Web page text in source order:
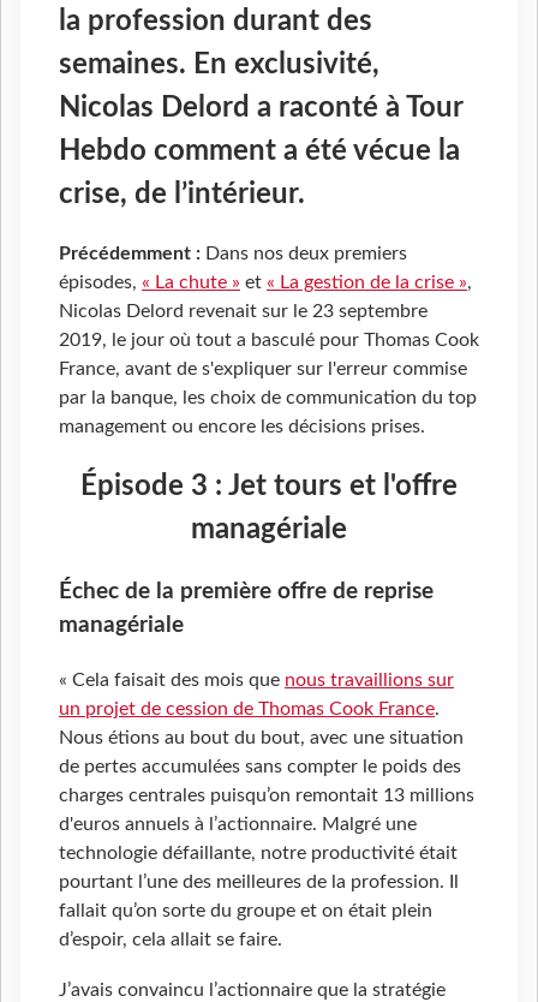
la profession durant des
semaines. En exclusivité,
Nicolas Delord a raconté à Tour
Hebdo comment a été vécue la
crise, de l’intérieur.
Précédemment : Dans nos deux premiers
épisodes, « La chute » et « La gestion de la crise »,
Nicolas Delord revenait sur le 23 septembre
2019, le jour où tout a basculé pour Thomas Cook
France, avant de s'expliquer sur l'erreur commise
par la banque, les choix de communication du top
management ou encore les décisions prises.
Épisode 3 : Jet tours et l'offre
managériale
Échec de la première offre de reprise
managériale
« Cela faisait des mois que nous travaillions sur
un projet de cession de Thomas Cook France.
Nous étions au bout du bout, avec une situation
de pertes accumulées sans compter le poids des
charges centrales puisqu’on remontait 13 millions
d'euros annuels à l’actionnaire. Malgré une
technologie défaillante, notre productivité était
pourtant l’une des meilleures de la profession. Il
fallait qu’on sorte du groupe et on était plein
d’espoir, cela allait se faire.
J’avais convaincu l’actionnaire que la stratégie